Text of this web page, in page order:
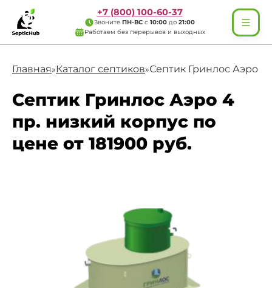
+7 (800) 100-60-37
Звоните ПН-ВС с 10:00 до 21:00
Работаем без перерывов и выходных
Главная»Каталог септиков»Септик Гринлос Аэро 4
Септик Гринлос Аэро 4
пр. низкий корпус по
цене от 181900 руб.